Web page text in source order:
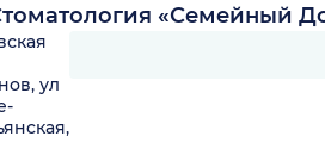
«Семейный
ул